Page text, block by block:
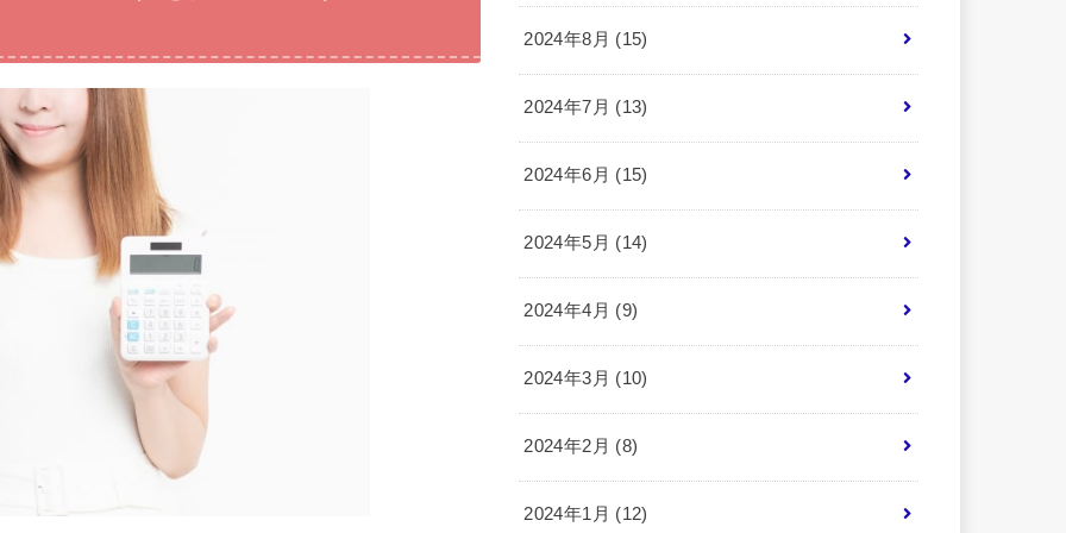
2024年8月 (15)
2024年7月 (13)
2024年6月 (15)
2024年5月 (14)
2024年4月 (9)
2024年3月 (10)
2024年2月 (8)
2024年1月 (12)